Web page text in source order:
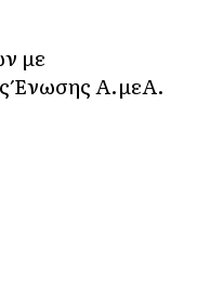
με
Ένωσης Α.μεΑ.